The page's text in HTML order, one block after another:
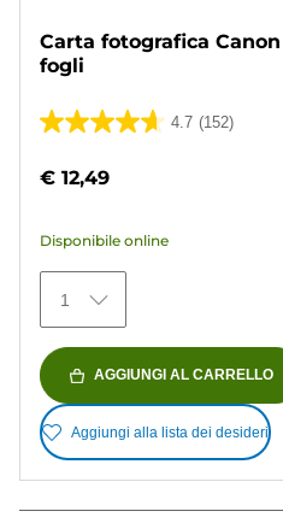
Carta fotografica
fogli
4.7 (152)
4.7
5
152
recensioni
€ 12,49
Disponibile online
1
AGGIUNGI AL CARRELLO
Aggiungi alla lista dei desideri